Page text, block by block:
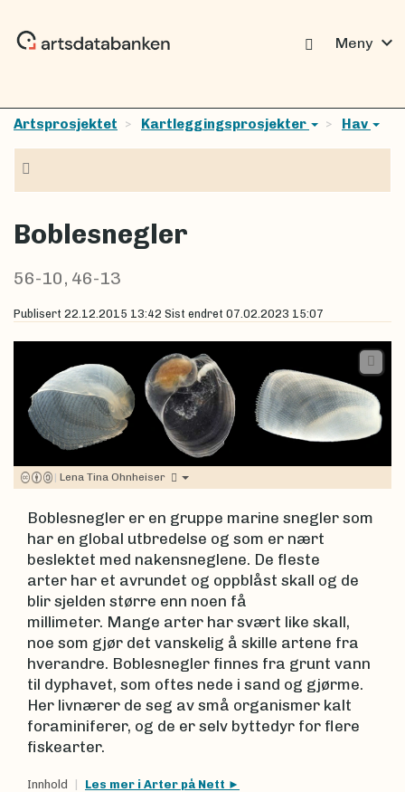
Meny expand_more
Artsprosjektet Kartleggingsprosjekter Hav
Boblesnegler
56-10, 46-13
Publisert 22.12.2015 13:42 Sist endret 07.02.2023 15:07
| Lena Tina Ohnheiser
Boblesnegler er en gruppe marine snegler som
har en global utbredelse og som er nært
beslektet med nakensneglene. De fleste
arter har et avrundet og oppblåst skall og de
blir sjelden større enn noen få
millimeter. Mange arter har svært like skall,
noe som gjør det vanskelig å skille artene fra
hverandre. Boblesnegler finnes fra grunt vann
til dyphavet, som oftes nede i sand og gjørme.
Her livnærer de seg av små organismer kalt
foraminiferer, og de er selv byttedyr for flere
fiskearter.
Innhold
Les mer i Arter på Nett